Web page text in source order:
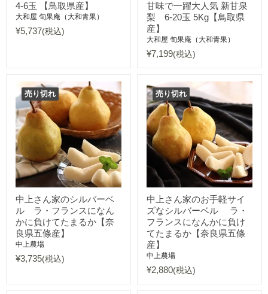
4-6玉 【鳥取県産】
大和屋 旬果庵（大和青果）
¥5,737(税込)
甘味で一躍大人気 新甘泉
梨 6-20玉 5Kg【鳥取県
産】
大和屋 旬果庵（大和青果）
¥7,199(税込)
売り切れ
中上さん家のシルバーベ
ル ラ・フランスになん
かに負けてたまるか【奈
良県五條産】
中上農場
¥3,735(税込)
売り切れ
中上さん家のお手軽サイ
ズなシルバーベル ラ・
フランスになんかに負け
てたまるか【奈良県五條
産】
中上農場
¥2,880(税込)